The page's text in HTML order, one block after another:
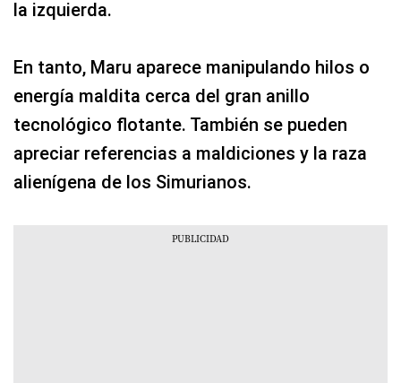
la izquierda.
En tanto, Maru aparece manipulando hilos o
energía maldita cerca del gran anillo
tecnológico flotante. También se pueden
apreciar referencias a maldiciones y la raza
alienígena de los Simurianos.